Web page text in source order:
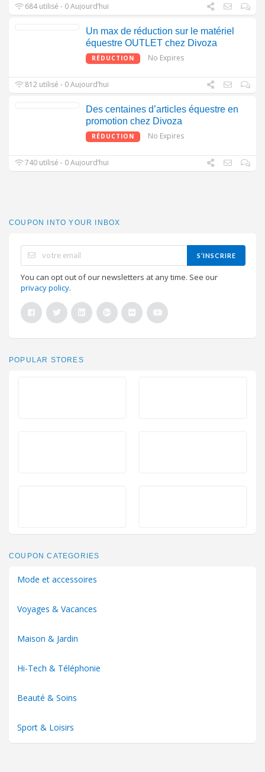
684 utilisé - 0 Aujourd’hui
Un max de réduction sur le matériel
équestre OUTLET chez Divoza
RÉDUCTION No Expires
812 utilisé - 0 Aujourd’hui
Des centaines d’articles équestre en
promotion chez Divoza
RÉDUCTION No Expires
740 utilisé - 0 Aujourd’hui
COUPON INTO YOUR INBOX
S’INSCRIRE
You can opt out of our newsletters at any time. See our
privacy policy.
POPULAR STORES
COUPON CATEGORIES
Mode et accessoires
Voyages & Vacances
Maison & Jardin
Hi-Tech & Téléphonie
Beauté & Soins
Sport & Loisirs